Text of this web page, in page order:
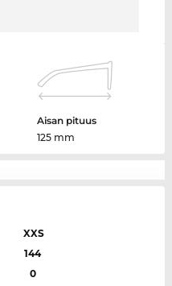
Aisan pituus
125 mm
XXS
144
0